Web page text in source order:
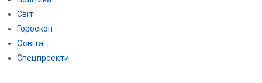
Світ
Гороскоп
Освіта
Спецпроекти